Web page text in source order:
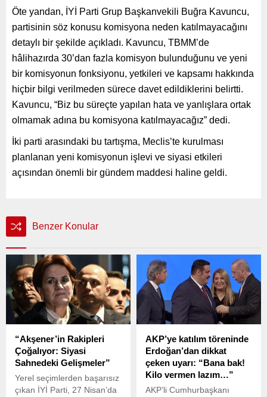
Öte yandan, İYİ Parti Grup Başkanvekili Buğra Kavuncu,
partisinin söz konusu komisyona neden katılmayacağını
detaylı bir şekilde açıkladı. Kavuncu, TBMM’de
hâlihazırda 30’dan fazla komisyon bulunduğunu ve yeni
bir komisyonun fonksiyonu, yetkileri ve kapsamı hakkında
hiçbir bilgi verilmeden sürece davet edildiklerini belirtti.
Kavuncu, “Biz bu süreçte yapılan hata ve yanlışlara ortak
olmamak adına bu komisyona katılmayacağız” dedi.
İki parti arasındaki bu tartışma, Meclis’te kurulması
planlanan yeni komisyonun işlevi ve siyasi etkileri
açısından önemli bir gündem maddesi haline geldi.
Benzer Konular
“Akşener’in Rakipleri
Çoğalıyor: Siyasi
Sahnedeki Gelişmeler”
Yerel seçimlerden başarısız
çıkan İYİ Parti, 27 Nisan’da
AKP’ye katılım töreninde
Erdoğan’dan dikkat
çeken uyarı: “Bana bak!
Kilo vermen lazım…”
AKP’li Cumhurbaşkanı